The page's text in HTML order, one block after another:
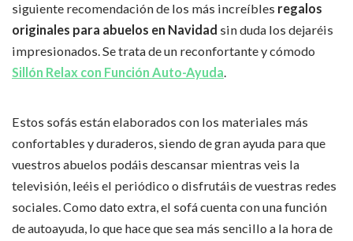
siguiente recomendación de los más increíbles regalos
originales para abuelos en Navidad sin duda los dejaréis
impresionados. Se trata de un reconfortante y cómodo
Sillón Relax con Función Auto-Ayuda.
Estos sofás están elaborados con los materiales más
confortables y duraderos, siendo de gran ayuda para que
vuestros abuelos podáis descansar mientras veis la
televisión, leéis el periódico o disfrutáis de vuestras redes
sociales. Como dato extra, el sofá cuenta con una función
de autoayuda, lo que hace que sea más sencillo a la hora de